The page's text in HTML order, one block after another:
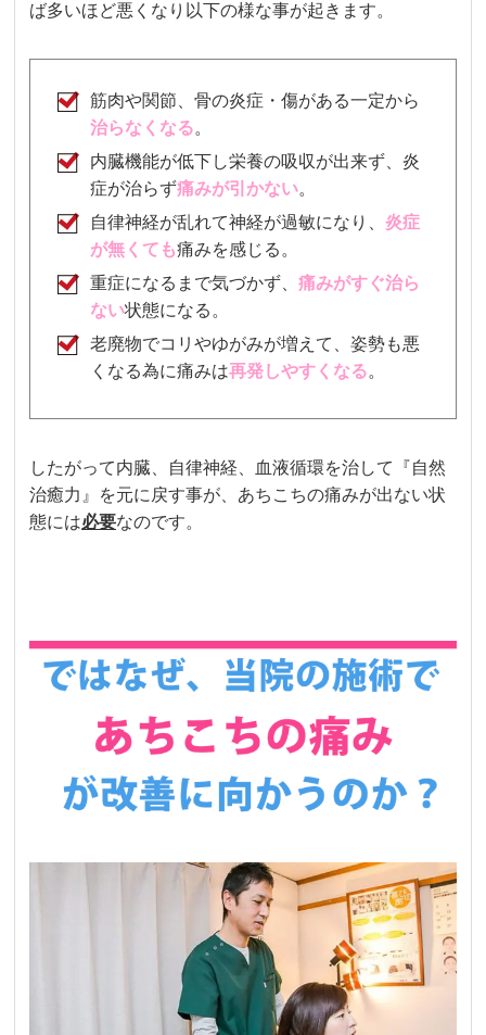
ば多いほど悪くなり以下の様な事が起きます。
筋肉や関節、骨の炎症・傷がある一定から
治らなくなる。
内臓機能が低下し栄養の吸収が出来ず、炎
症が治らず痛みが引かない。
自律神経が乱れて神経が過敏になり、炎症
が無くても痛みを感じる 。
重症になるまで気づかず、痛みがすぐ治ら
ない状態になる。
老廃物でコリやゆがみが増えて、姿勢も悪
くなる為に痛みは再発しやすくなる。
したがって内臓、自律神経、血液循環を治して『自然
治癒力』を元に戻す事が、あちこちの痛みが出ない状
態には必要なのです。